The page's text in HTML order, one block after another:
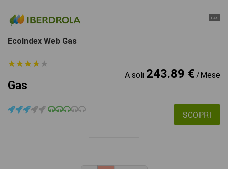
GAS
EcoIndex Web Gas
★★★★★
★★★★★
Gas
A soli 243.89 €/Mese
SCOPRI